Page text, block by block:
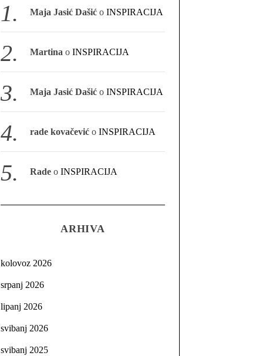
Maja Jasić Dašić oINSPIRACIJA
Martina oINSPIRACIJA
Maja Jasić Dašić oINSPIRACIJA
rade kovačević oINSPIRACIJA
Rade oINSPIRACIJA
ARHIVA
kolovoz 2026
srpanj 2026
lipanj 2026
svibanj 2026
svibanj 2025